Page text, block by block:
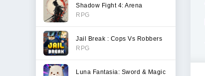
Shadow Fight 4: Arena
RPG
Jail Break : Cops Vs Robbers
RPG
Luna Fantasia: Sword & Magic